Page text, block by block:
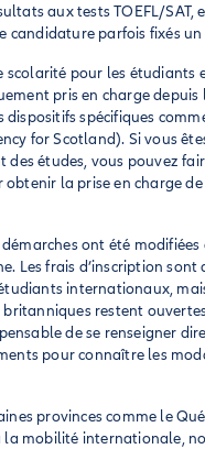
aux tests TOEFL/SAT,
candidature parfois fixés un
scolarité pour les étudiants
pris en charge depuis
dispositifs spécifiques
for Scotland). Si vous
des études, vous pouvez
obtenir la prise en charge
ont été
Les frais d’inscription sont
internationaux,
britanniques restent
de se renseigner
pour connaître les
provinces comme le
la mobilité internationale,